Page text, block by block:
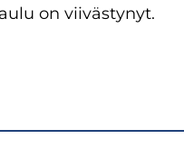
on viivästynyt.